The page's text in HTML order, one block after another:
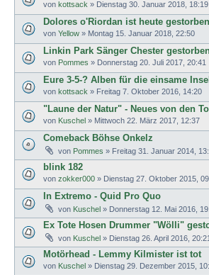
von kottsack » Dienstag 30. Januar 2018, 18:19
Dolores o'Riordan ist heute gestorben
von Yellow » Montag 15. Januar 2018, 22:50
Linkin Park Sänger Chester
von Pommes » Donnerstag 20. Juli 2017, 20:41
Eure 3-5-? Alben für die einsame
von kottsack » Freitag 7. Oktober 2016, 14:20
"Laune der Natur" - Neues von den
von Kuschel » Mittwoch 22. März 2017, 12:37
Comeback Böhse Onkelz
von Pommes » Freitag 31. Januar 2014,
blink 182
von zokker000 » Dienstag 27. Oktober 2015,
In Extremo - Quid Pro Quo
von Kuschel » Donnerstag 12. Mai 2016,
Ex Tote Hosen Drummer "Wölli"
von Kuschel » Dienstag 26. April 2016, 20:21
Motörhead - Lemmy Kilmister ist tot
von Kuschel » Dienstag 29. Dezember 2015,